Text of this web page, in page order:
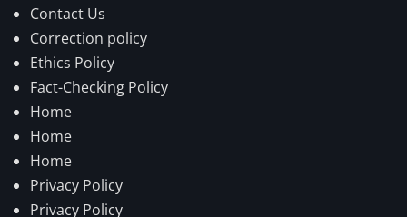
Contact Us
Correction policy
Ethics Policy
Fact-Checking Policy
Home
Home
Home
Privacy Policy
Privacy Policy